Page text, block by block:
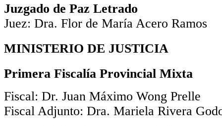
Juzgado de Paz Letrado
Juez: Dra. Flor de María Acero Ramos
MINISTERIO DE JUSTICIA
Primera Fiscalía Provincial Mixta
Fiscal: Dr. Juan Máximo Wong Prelle
Fiscal Adjunto: Dra. Mariela Rivera